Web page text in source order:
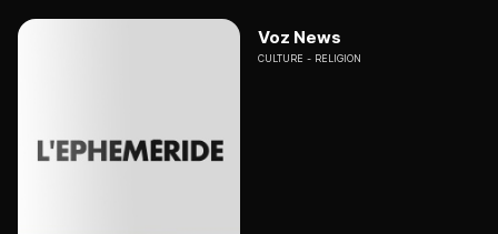
Voz News
CULTURE RELIGION